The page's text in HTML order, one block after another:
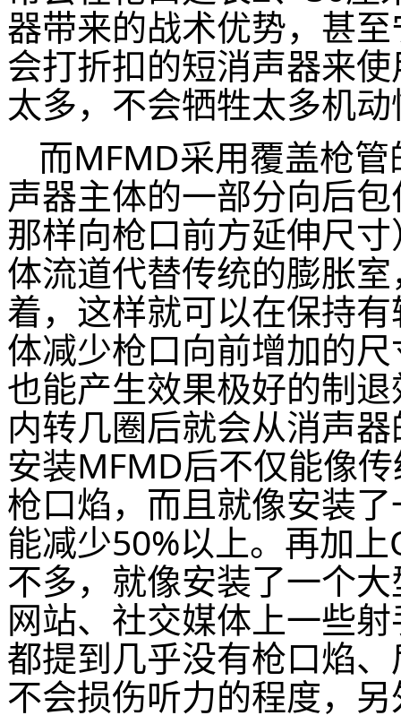
器带来的战术优势，甚
会打折扣的短消声器来
太多，不会牺牲太多机
而MFMD采用覆盖枪
声器主体的一部分向后
那样向枪口前方延伸尺
体流道代替传统的膨胀
着，这样就可以在保持
体减少枪口向前增加的
也能产生效果极好的制
内转几圈后就会从消声
安装MFMD后不仅能像
枪口焰，而且就像安装
能减少50%以上。再加
不多，就像安装了一个
网站、社交媒体上一些
都提到几乎没有枪口焰
不会损伤听力的程度，